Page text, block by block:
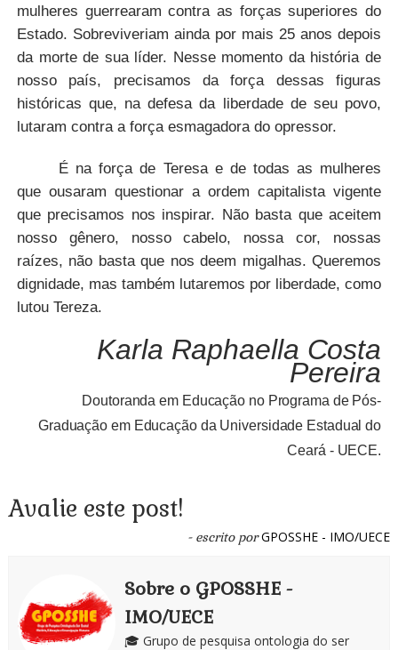
mulheres guerrearam contra as forças superiores do
Estado. Sobreviveriam ainda por mais 25 anos depois
da morte de sua líder. Nesse momento da história de
nosso país, precisamos da força dessas figuras
históricas que, na defesa da liberdade de seu povo,
lutaram contra a força esmagadora do opressor.
É na força de Teresa e de todas as mulheres
que ousaram questionar a ordem capitalista vigente
que precisamos nos inspirar. Não basta que aceitem
nosso gênero, nosso cabelo, nossa cor, nossas
raízes, não basta que nos deem migalhas. Queremos
dignidade, mas também lutaremos por liberdade, como
lutou Tereza.
Karla Raphaella Costa
Pereira
Doutoranda em Educação no Programa de Pós-
Graduação em Educação da Universidade Estadual do
Ceará - UECE.
Avalie este post!
- escrito por GPOSSHE - IMO/UECE
Sobre o GPOSSHE -
IMO/UECE
🎓 Grupo de pesquisa ontologia do ser